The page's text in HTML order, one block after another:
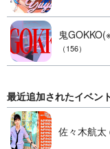
鬼
（156）
最近追加されたイベン
佐々木航太